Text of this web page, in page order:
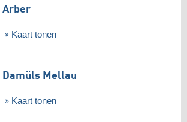
Arber
Kaart tonen
Damüls Mellau
Kaart tonen